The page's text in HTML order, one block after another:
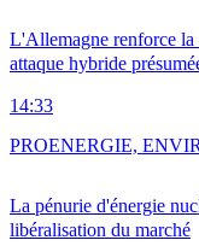
L'Allemagne renforce la
attaque hybride
14:33
La pénurie d'énergie
libéralisation du marché
PROENERGIE,